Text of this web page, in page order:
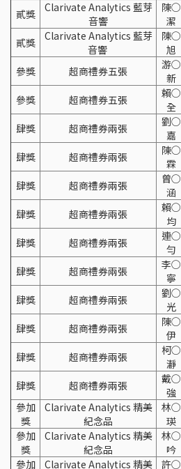
貳獎
Clarivate Analytics 藍芽
音響
陳○
潔
貳獎
Clarivate Analytics 藍芽
音響
陳○
旭
參獎
超商禮券五張
游○
新
參獎 超商禮券五張
賴○
全
肆獎 超商禮券兩張
劉○
嘉
肆獎 超商禮券兩張
陳○
霖
肆獎
超商禮券兩張
曾○
涵
肆獎 超商禮券兩張
賴○
均
肆獎
超商禮券兩張
連○
勻
肆獎 超商禮券兩張
李○
寧
肆獎
超商禮券兩張
劉○
光
肆獎
超商禮券兩張
陳○
伊
肆獎
超商禮券兩張
柯○
瀞
肆獎 超商禮券兩張
戴○
強
參加
獎
Clarivate Analytics 精美
紀念品
林○
瑛
參加
獎
Clarivate Analytics 精美
紀念品
林○
吟
參加
Clarivate Analytics 精美
許○